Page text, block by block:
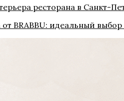
от BRABBU: идеальный